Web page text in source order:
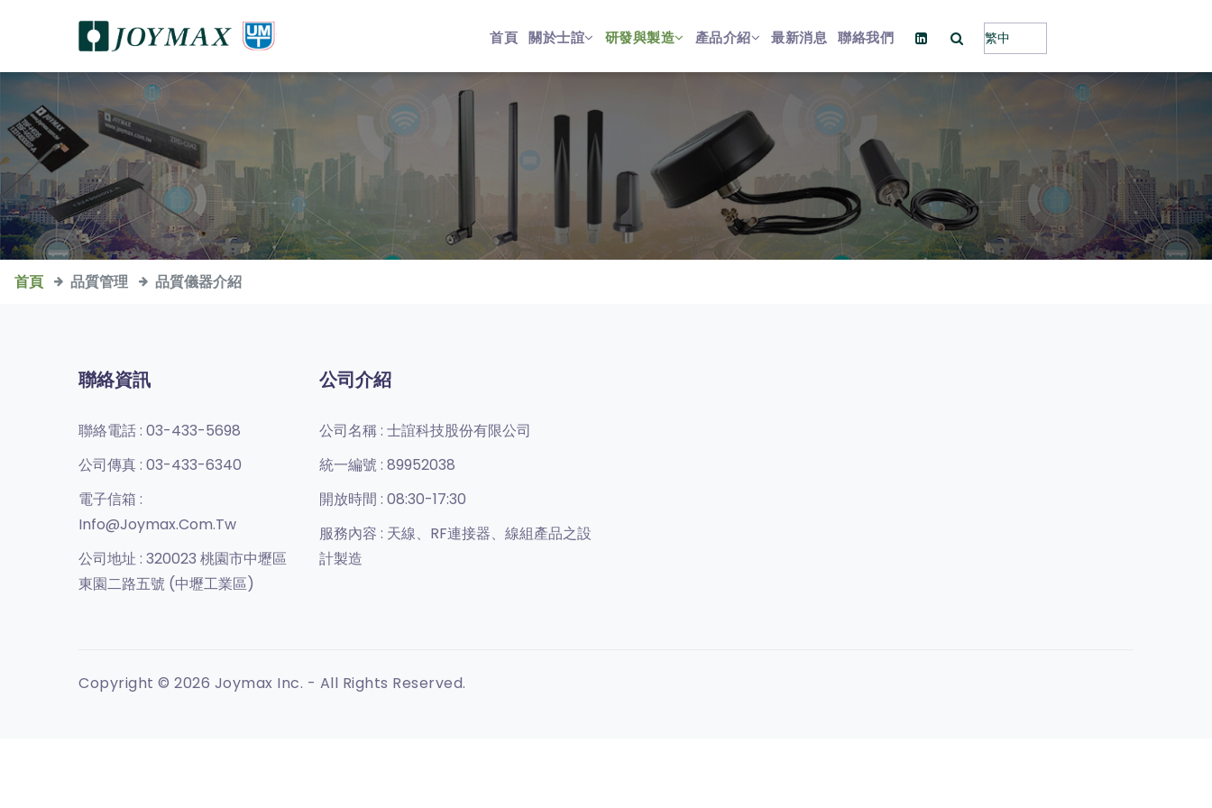
首頁 關於士誼 研發與製造 產品介紹 最新消息 聯絡我們
首頁 品質管理 品質儀器介紹
聯絡資訊
聯絡電話 : 03-433-5698
公司傳真 : 03-433-6340
電子信箱 :
Info@joymax.com.tw
公司地址 : 320023 桃園市中壢區
東園二路五號 (中壢工業區)
公司介紹
公司名稱 : 士誼科技股份有限公司
統一編號 : 89952038
開放時間 : 08:30-17:30
服務內容 : 天線、RF連接器、線組產品之設
計製造
Copyright © 2026 Joymax Inc. - All Rights Reserved.